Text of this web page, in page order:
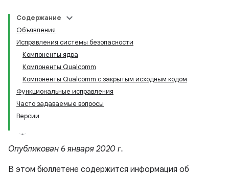
Содержание
Объявления
Исправления системы безопасности
Компоненты ядра
Компоненты Qualcomm
Компоненты Qualcomm с закрытым исходным кодом
Функциональные исправления
Часто задаваемые вопросы
Версии
Опубликован 6 января 2020 г.
В этом бюллетене содержится информация об